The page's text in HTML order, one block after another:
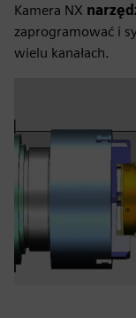
Kamera NX
zaprogramować i
wielu kanałach.